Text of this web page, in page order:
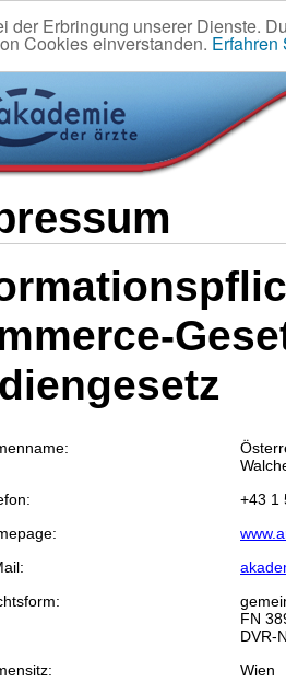
der Erbringung unserer Dienste.
Cookies einverstanden. Erfahren
+43 1
FN
DVR-
Wien